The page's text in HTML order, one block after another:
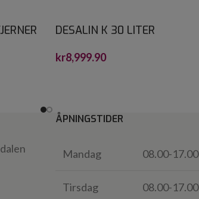
DESALIN K 30 LITER
kr8,999.90
ÅPNINGSTIDER
Mandag 08.00-17.00
Tirsdag 08.00-17.00